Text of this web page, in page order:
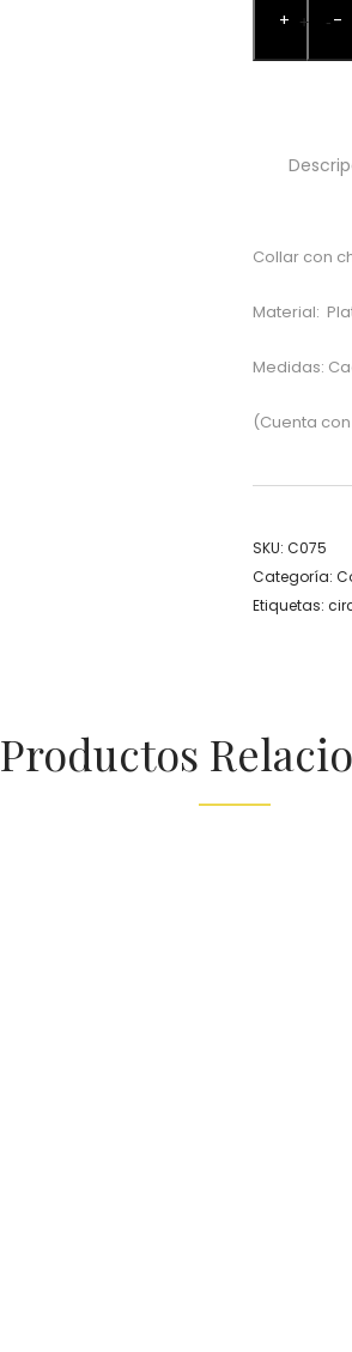
+ -
+ -
Collar con
Material:
Medidas:
(Cuenta
SKU: C075
Categoría:
Etiquetas:
Productos